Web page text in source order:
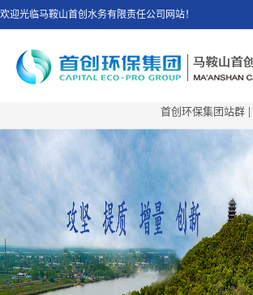
欢迎光临马鞍山首创水务有限责任公司网站！
首创环保集团站群